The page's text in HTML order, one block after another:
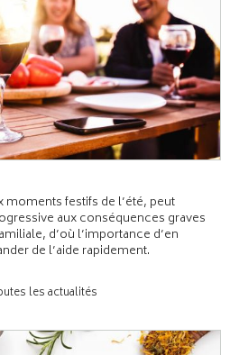
festifs de l’été, peut
aux conséquences graves
d’où l’importance d’en
de l’aide rapidement.
les actualités